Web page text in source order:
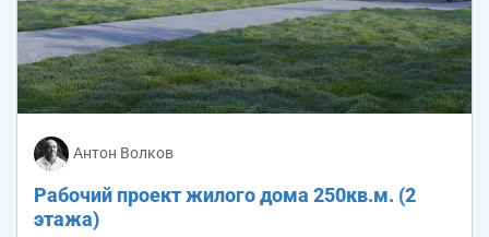
Антон Волков
Рабочий проект жилого дома 250кв.м. (2
этажа)